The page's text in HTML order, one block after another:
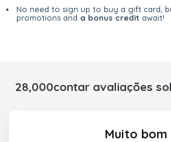
No need to sign up to buy a gift card,
promotions and a bonus credit await!
28,000contar avaliações
Muito bom